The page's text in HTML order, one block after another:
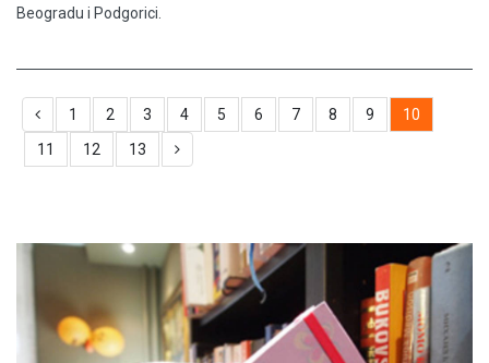
Beogradu i Podgorici.
1 2 3 4 5 6 7 8 9
10
11
12 13